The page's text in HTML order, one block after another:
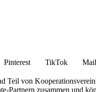
Pinterest TikTok Mail
Teil von
Partnern zusammen und